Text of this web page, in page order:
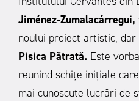
Jiménez-Zumalacárregui,
noului proiect artistic,
Pisica Pătrată. Este
reunind schițe inițiale
mai cunoscute lucrări de